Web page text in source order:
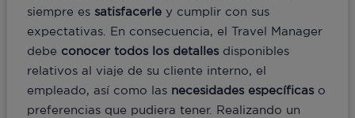
siempre es satisfacerley cumplir con sus
expectativas. En consecuencia, el Travel Manager
debe conocer todos los detalles disponibles
relativos al viaje de su cliente interno, el
empleado, así como las necesidades específicaso
preferencias que pudiera tener. Realizando un